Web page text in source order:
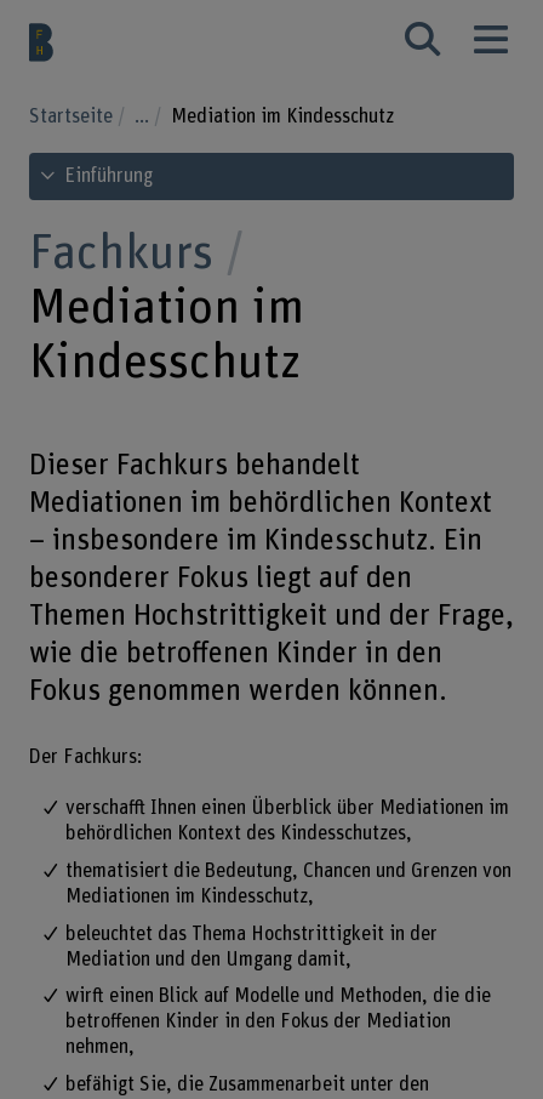
Startseite ... Mediation im Kindesschutz
Inhaltsverzeichnis ansehen
Einführung
Fachkurs
Mediation im
Kindesschutz
Dieser Fachkurs behandelt
Mediationen im behördlichen Kontext
– insbesondere im Kindesschutz. Ein
besonderer Fokus liegt auf den
Themen Hochstrittigkeit und der Frage,
wie die betroffenen Kinder in den
Fokus genommen werden können.
Der Fachkurs:
verschafft Ihnen einen Überblick über Mediationen im
behördlichen Kontext des Kindesschutzes,
thematisiert die Bedeutung, Chancen und Grenzen von
Mediationen im Kindesschutz,
beleuchtet das Thema Hochstrittigkeit in der
Mediation und den Umgang damit,
wirft einen Blick auf Modelle und Methoden, die die
betroffenen Kinder in den Fokus der Mediation
nehmen,
befähigt Sie, die Zusammenarbeit unter den